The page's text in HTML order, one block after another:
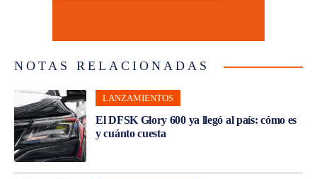
NOTAS RELACIONADAS
LANZAMIENTOS
El DFSK Glory 600 ya llegó al país: cómo es
y cuánto cuesta